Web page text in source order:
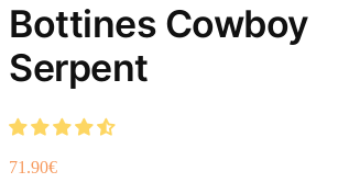
Bottines Cowboy
Serpent
71.90€